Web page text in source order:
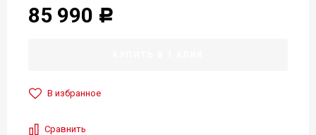
85 990 Р
В избранное
Сравнить